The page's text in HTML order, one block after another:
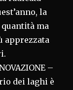
la
ma
apprezzata
–
dei laghi è